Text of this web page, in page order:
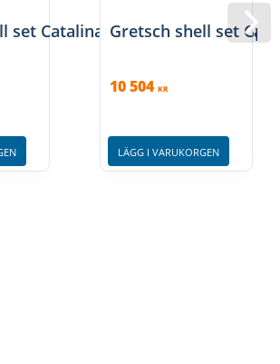
set Catalina Club Dark Cherry
Gretsch shell set
10 504 KR
LÄGG I VARUKORGEN